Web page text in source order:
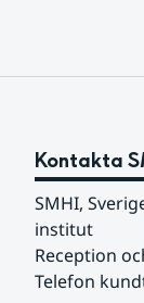
Kontakta
SMHI,
institut
Reception
Telefon